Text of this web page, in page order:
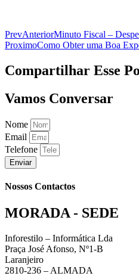
PrevAnteriorMinuto Fiscal –
ProximoComo Obter uma Boa
Compartilhar Esse
Vamos Conversar
Nome
Email
Telefone
Enviar
Nossos Contactos
MORADA - SEDE
Inforestilo – Informática Lda
Praça José Afonso, Nº1-B
Laranjeiro
2810-236 – ALMADA